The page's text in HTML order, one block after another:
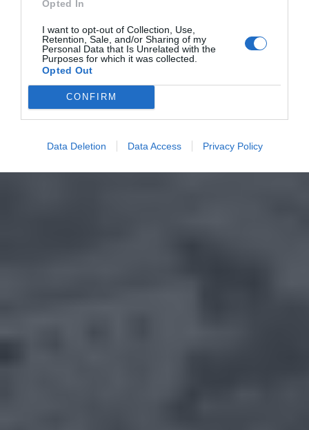
Opted In
I want to opt-out of Collection, Use,
Retention, Sale, and/or Sharing of my
Personal Data that Is Unrelated with the
Purposes for which it was collected.
Opted Out
CONFIRM
Data Deletion Data Access Privacy Policy